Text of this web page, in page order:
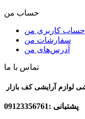
حساب من
حساب کاربری من
سفارشات من
آدرس‌های من
تماس با ما
پشتبانی :09123356761